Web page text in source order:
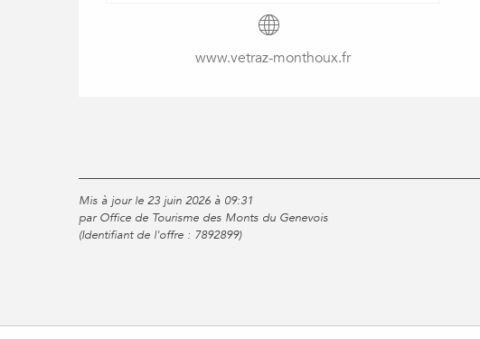
www.vetraz-monthoux.fr
Mis à jour le 23 juin 2026 à 09:31
par Office de Tourisme des Monts du Genevois
(Identifiant de l'offre : 7892899)